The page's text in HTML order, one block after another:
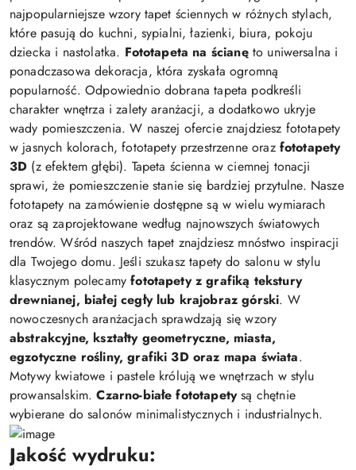
najpopularniejsze wzory tapet ściennych w różnych stylach,
które pasują do kuchni, sypialni, łazienki, biura, pokoju
dziecka i nastolatka. Fototapeta na ścianęto uniwersalna i
ponadczasowa dekoracja, która zyskała ogromną
popularność. Odpowiednio dobrana tapeta podkreśli
charakter wnętrza i zalety aranżacji, a dodatkowo ukryje
wady pomieszczenia. W naszej ofercie znajdziesz fototapety
w jasnych kolorach, fototapety przestrzenne oraz fototapety
3D (z efektem głębi). Tapeta ścienna w ciemnej tonacji
sprawi, że pomieszczenie stanie się bardziej przytulne. Nasze
fototapety na zamówienie dostępne są w wielu wymiarach
oraz są zaprojektowane według najnowszych światowych
trendów. Wśród naszych tapet znajdziesz mnóstwo inspiracji
dla Twojego domu. Jeśli szukasz tapety do salonu w stylu
klasycznym polecamyfototapety z grafiką tekstury
drewnianej, białej cegły lub krajobraz górski. W
nowoczesnych aranżacjach sprawdzają się wzory
abstrakcyjne, kształty geometryczne, miasta,
egzotyczne rośliny, grafiki 3D oraz mapa świata.
Motywy kwiatowe i pastele królują we wnętrzach w stylu
prowansalskim.Czarno-białe fototapetysą chętnie
wybierane do salonów minimalistycznych i industrialnych.
Jakość wydruku: